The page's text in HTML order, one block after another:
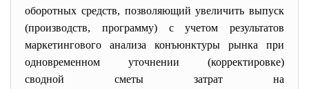
оборотных средств, позволяющий увеличить выпуск
(производств, программу) сучетом результатов
маркетингового анализа конъюнктуры рынка при
одновременном уточнении (корректировке)
сводной сметы затрат на